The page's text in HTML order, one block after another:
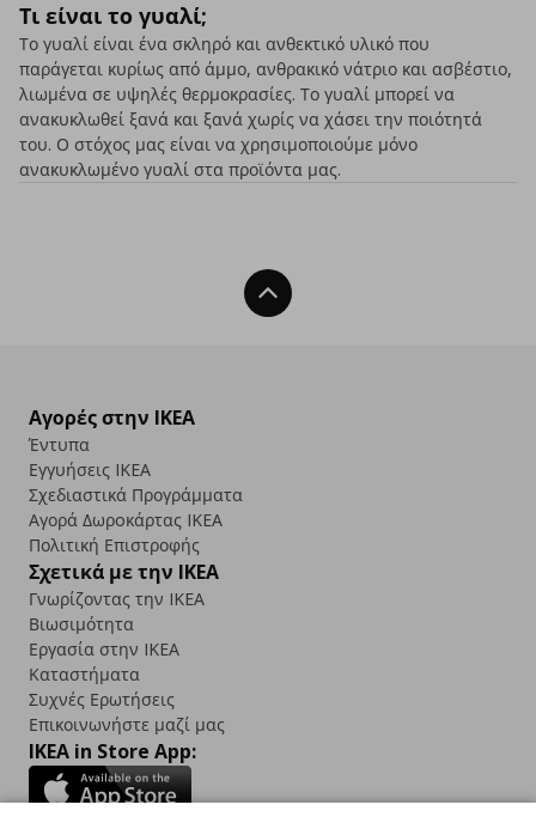
Τι είναι το γυαλί;
Το γυαλί είναι ένα σκληρό και ανθεκτικό υλικό που
παράγεται κυρίως από άμμο, ανθρακικό νάτριο και ασβέστιο,
λιωμένα σε υψηλές θερμοκρασίες. Το γυαλί μπορεί να
ανακυκλωθεί ξανά και ξανά χωρίς να χάσει την ποιότητά
του. Ο στόχος μας είναι να χρησιμοποιούμε μόνο
ανακυκλωμένο γυαλί στα προϊόντα μας.
Back To Top
Αγορές στην IKEA
Έντυπα
Εγγυήσεις IKEA
Σχεδιαστικά Προγράμματα
Αγορά Δωρoκάρτας IKEA
Πολιτική Επιστροφής
Σχετικά με την IKEA
Γνωρίζοντας την IKEA
Βιωσιμότητα
Εργασία στην IKEA
Καταστήματα
Συχνές Ερωτήσεις
Επικοινωνήστε μαζί μας
IKEA in Store App: